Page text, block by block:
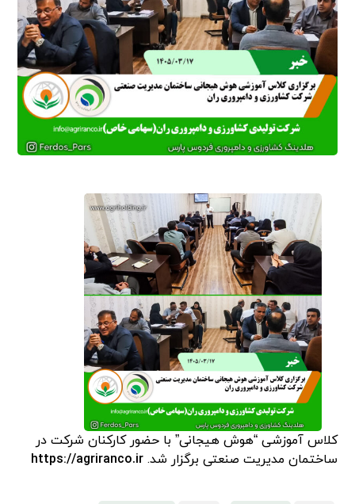
کلاس آموزشی “هوش هیجانی” با حضور کارکنان شرکت در
ساختمان مدیریت صنعتی برگزار شد.https://agriranco.ir